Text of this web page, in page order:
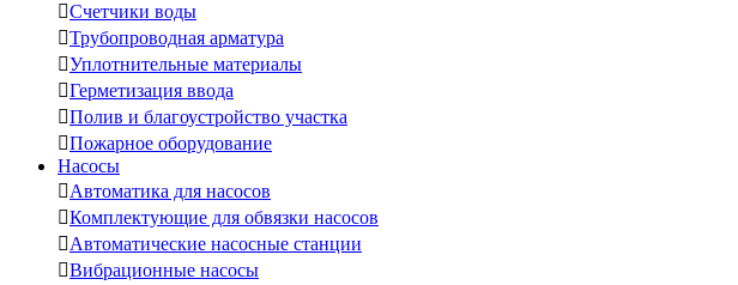
Счетчики воды
Трубопроводная арматура
Уплотнительные материалы
Герметизация ввода
Полив и благоустройство участка
Пожарное оборудование
Насосы
Автоматика для насосов
Комплектующие для обвязки насосов
Автоматические насосные станции
Вибрационные насосы